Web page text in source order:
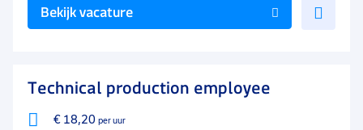
Bekijk vacature
Technical production employee
€ 18,20 per uur